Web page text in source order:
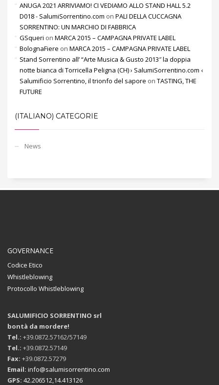
ANUGA 2021 ARRIVIAMO! CI VEDIAMO ALLO STAND HALL 5.2
D018 - SalumiSorrentino.com on PALI DELLA CUCCAGNA
SORRENTINO: UN MARCHIO DI FABBRICA
GSqueri on MARCA 2015 – CAMPAGNA PRIVATE LABEL
BolognaFiere on MARCA 2015 – CAMPAGNA PRIVATE LABEL
Stand Sorrentino all’ “Arte Musica & Gusto 2013″ la doppia
notte bianca di Torricella Peligna (CH) › SalumiSorrentino.com ‹
Salumificio Sorrentino, il trionfo del sapore on TASTING, THE
FUTURE
(ITALIANO) CATEGORIE
News
GOVERNANCE
Codice Etico
Whistleblowing
Protocollo Whistleblowing
SALUMIFICIO SORRENTINO srl
bontà da mordere!
Tel.: +39.0872.57162/57149
Tel.: +39.0872.57149
Fax: +39.0872.57279
Email: info@salumisorrentino.com
GPS: 42.206512,14.413126